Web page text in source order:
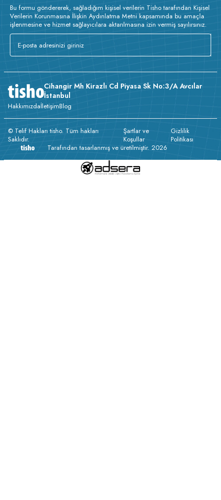
Bu formu göndererek, sağladığım kişisel verilerin Tisho tarafından Kişisel
Verilerin Korunmasına İlişkin Aydınlatma Metni kapsamında bu amaçla
işlenmesine ve hizmet sağlayıcılara aktarılmasına izin vermiş sayılırsınız.
Cihangir Mh Kirazlı Cd Piyasa Sk No:3/A Avcılar
İstanbul
HakkımızdaİletişimBlog
© Telif Hakları tisho. Tüm hakları
Saklıdır.
Şartlar ve
Koşullar
Gizlilik
Politikası
Tarafından tasarlanmış ve üretilmiştir. 2026